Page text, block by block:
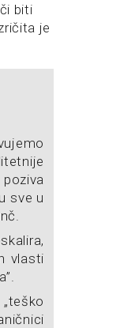
biti
je
sve u
vlasti